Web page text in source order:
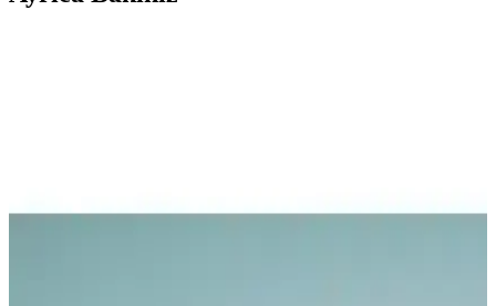
Varol Tek Kişilik Kaz Tüyü Yorgan: Yüksek Isı